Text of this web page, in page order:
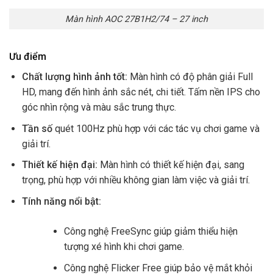
Màn hình AOC 27B1H2/74 – 27 inch
Ưu điểm
Chất lượng hình ảnh tốt: Màn hình có độ phân giải Full
HD, mang đến hình ảnh sắc nét, chi tiết. Tấm nền IPS cho
góc nhìn rộng và màu sắc trung thực.
Tần sốquét 100Hz phù hợp với các tác vụ chơi game và
giải trí.
Thiết kế hiện đại: Màn hình có thiết kế hiện đại, sang
trọng, phù hợp với nhiều không gian làm việc và giải trí.
Tính năng nổi bật:
Công nghệ FreeSync giúp giảm thiểu hiện
tượng xé hình khi chơi game.
Công nghệ Flicker Free giúp bảo vệ mắt khỏi